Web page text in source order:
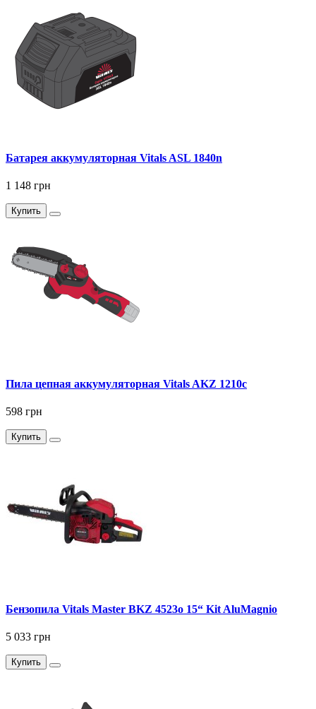
Батарея аккумуляторная Vitals ASL 1840n
1 148 грн
Купить
Пила цепная аккумуляторная Vitals AKZ 1210c
598 грн
Купить
Бензопила Vitals Master BKZ 4523o 15“ Kit AluMagnio
5 033 грн
Купить